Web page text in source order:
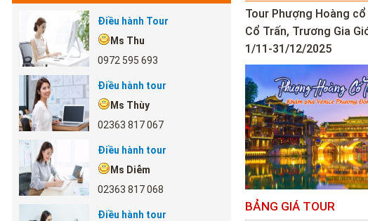
Điều hành Tour
Ms Thu
0972 595 693
Điều hành tour
Ms Thùy
02363 817 067
Điều hành tour
Ms Diễm
02363 817 068
Điều hành tour
Tour Phượng Hoàng
Cổ Trấn, Trương Gia
1/11-31/12/2025
BẢNG GIÁ TOUR